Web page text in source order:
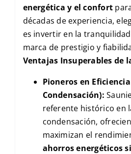
energética y el confort
décadas de experiencia,
es invertir en la
marca de prestigio y
Ventajas Insuperables de
Pioneros en
Condensación):
referente histórico en
condensación,
maximizan el
ahorros energéticos